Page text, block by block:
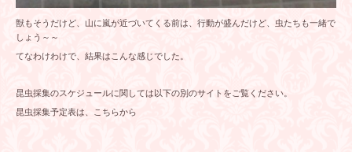
獣もそうだけど、山に嵐が近づいてくる前は、行動が盛んだけど、虫たちも一緒で
しょう～～
てなわけわけで、結果はこんな感じでした。
昆虫採集のスケジュールに関しては以下の別のサイトをご覧ください。
昆虫採集予定表は、こちらから